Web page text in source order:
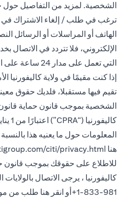
الشخصية. لمزيد من التفاصيل حول
ترغب في طلب / إلغاء الاشتراك
الهاتف أو المراسلات أو الرسائل
الإلكتروني، فلا تتردد في الاتصال
التي تعمل على مدار 24 ساعة على الرقم 3114000 9714+.
إذا كنت مقيمًا في ولاية كاليفورنيا
تقيم فيها مستقبلا، فلديك حقوق
الشخصية بموجب قانون حماية
المعلومات حول ما يعنيه هذا
هنا citi/privacy.html
للاطلاع على حقوقك بموجب قانون
981-833-1+أو انقر هنا
طلب من